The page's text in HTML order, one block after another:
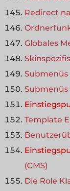
Redirect
Globales
Submenüs
Submenüs
Template
(CMS)
Die Role